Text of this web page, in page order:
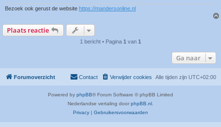
Bezoek ook gerust de website https://mandersonline.nl
Plaats reactie
1 bericht • Pagina 1 van 1
Ga naar
Forumoverzicht Alle tijden zijn UTC+02:00
Verwijder cookies
Contact
Powered by phpBB® Forum Software © phpBB Limited
Nederlandse vertaling door phpBB.nl.
Privacy | Gebruikersvoorwaarden